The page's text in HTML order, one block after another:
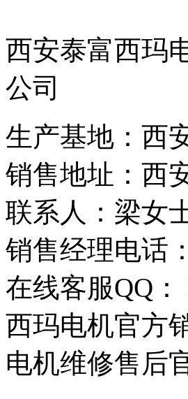
西安泰富西玛
公司
生产基地：西
销售地址：西
联系人：梁女
销售经理电话
在线客服QQ：
西玛电机官方
电机维修售后